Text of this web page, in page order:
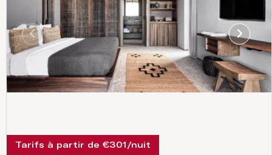
Tarifs à partir de €301/nuit